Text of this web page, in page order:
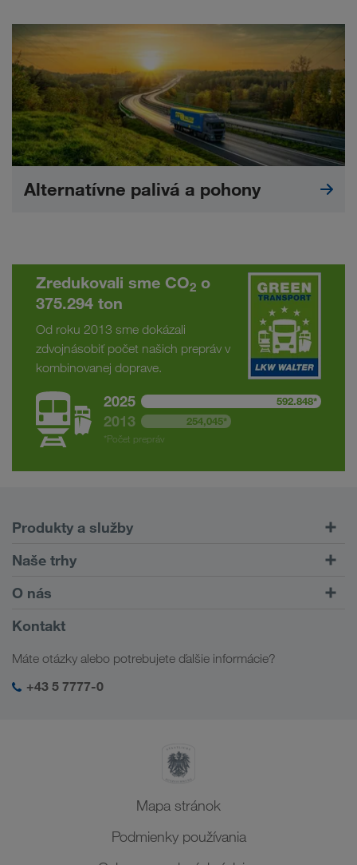
Alternatívne palivá a pohony
Zredukovali sme CO2 o
375.294 ton
Od roku 2013 sme dokázali
zdvojnásobiť počet našich prepráv v
kombinovanej doprave.
2025 592.848*
2013
254,045*
*Počet prepráv
Produkty a služby
Cestné prepravy
Zákaznícky portál CONNECT
Digitálne riešenia
Odvetvové riešenia
Naše trhy
Európa
Kaukaz
Stredná Ázia
Blízky východ
O nás
Informácia o firme
Sociálna zodpovednosť
SHEQ-Manažment
Kontakt
Máte otázky alebo potrebujete ďalšie informácie?
+43 5 7777-0
Mapa stránok
Podmienky používania